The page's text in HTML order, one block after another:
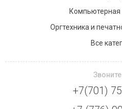
Оргтехника и
Все
+7(701)